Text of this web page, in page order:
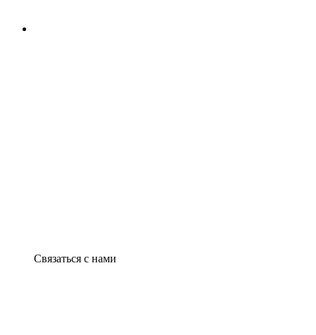
Связаться с нами